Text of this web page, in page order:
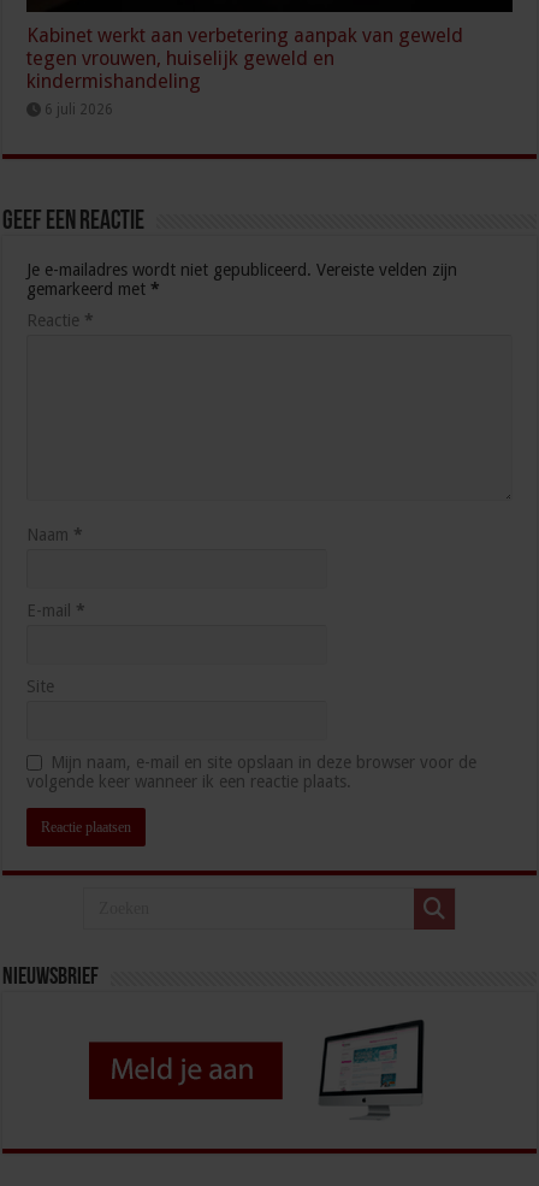
Kabinet werkt aan verbetering aanpak van geweld
tegen vrouwen, huiselijk geweld en
kindermishandeling
6 juli 2026
Geef een reactie
Je e-mailadres wordt niet gepubliceerd. Vereiste velden zijn
gemarkeerd met *
Reactie *
Naam *
E-mail *
Site
Mijn naam, e-mail en site opslaan in deze browser voor de
volgende keer wanneer ik een reactie plaats.
Nieuwsbrief